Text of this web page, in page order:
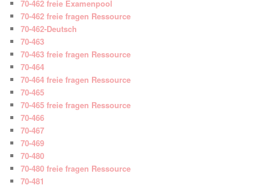
70-462 freie Examenpool
70-462 freie fragen Ressource
70-462-Deutsch
70-463
70-463 freie fragen Ressource
70-464
70-464 freie fragen Ressource
70-465
70-465 freie fragen Ressource
70-466
70-467
70-469
70-480
70-480 freie fragen Ressource
70-481